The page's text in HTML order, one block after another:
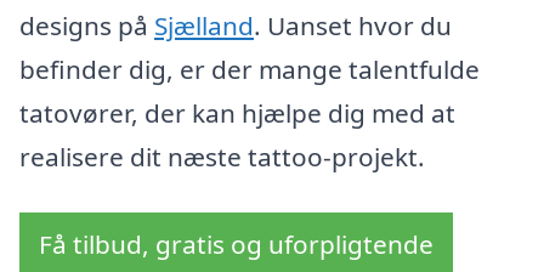
designs på Sjælland. Uanset hvor du
befinder dig, er der mange talentfulde
tatovører, der kan hjælpe dig med at
realisere dit næste tattoo-projekt.
Få tilbud, gratis og uforpligtende